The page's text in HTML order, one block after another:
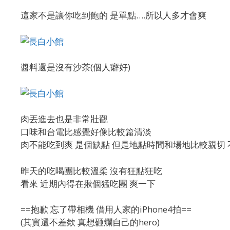
這家不是讓你吃到飽的 是單點….所以人多才會爽
醬料還是沒有沙茶(個人癖好)
肉丟進去也是非常壯觀
口味和台電比感覺好像比較篇清淡
肉不能吃到爽 是個缺點 但是地點時間和場地比較親切
昨天的吃喝團比較溫柔 沒有狂點狂吃
看來 近期內得在揪個猛吃團 爽一下
==抱歉 忘了帶相機 借用人家的iPhone4拍==
(其實還不差欸 真想砸爛自己的hero)